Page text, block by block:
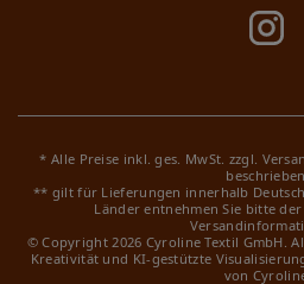
* Alle Preise inkl. ges. MwSt. zzgl.
beschrieben
** gilt für Lieferungen innerhalb
Länder entnehmen Sie bitte
© Copyright 2026 Cyroline Textil GmbH.
Kreativität und KI-gestützte
von